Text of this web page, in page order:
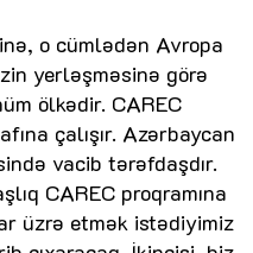
o cümlədən Avropa
yerləşməsinə görə
ölkədir. CAREC
çalışır. Azərbaycan
vacib tərəfdaşdır.
CAREC proqramına
üzrə etmək istədiyimiz